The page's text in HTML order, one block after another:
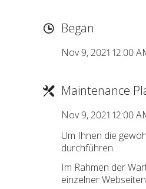
Began
Nov 9, 2021 12:00
Maintenance
Nov 9, 2021 12:00
Um Ihnen die
durchführen.
Im Rahmen der
einzelner